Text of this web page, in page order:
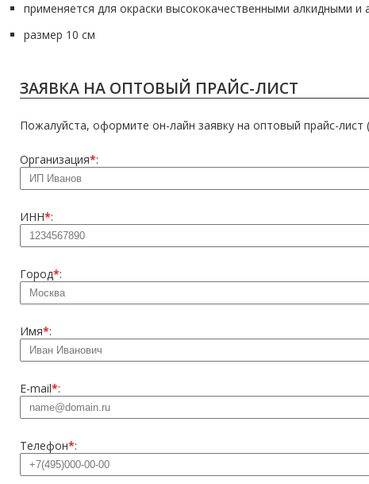
применяется для окраски высококачественными алкидными
размер 10 см
ЗАЯВКА НА ОПТОВЫЙ ПРАЙС-ЛИСТ
Пожалуйста, оформите он-лайн заявку на оптовый прайс-
Организация*:
ИНН*:
Город*:
Имя*:
E-mail*:
Телефон*: